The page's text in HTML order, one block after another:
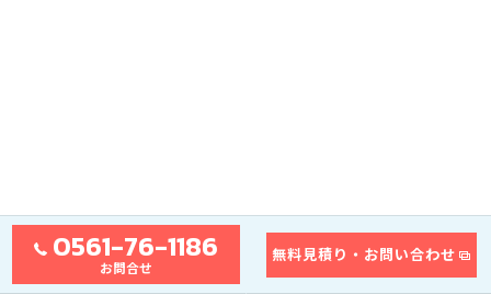
0561-76-1186
お問合せ
無料見積り・お問い合わせ